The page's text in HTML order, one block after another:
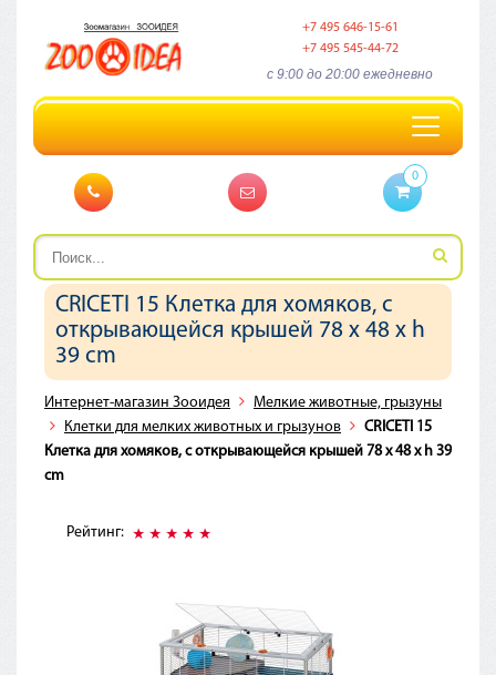
+7 495 646-15-61
+7 495 545-44-72
c 9:00 до 20:00 ежедневно
Toggle
navigation
0
CRICETI 15 Клетка для хомяков, с
открывающейся крышей 78 x 48 x h
39 cm
Интернет-магазин Зооидея
Мелкие животные, грызуны
Клетки для мелких животных и грызунов
CRICETI 15
Клетка для хомяков, с открывающейся крышей 78 x 48 x h 39
cm
Рейтинг: